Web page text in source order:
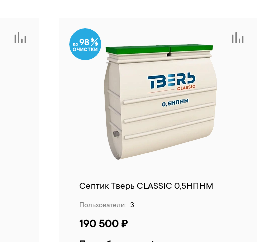
98
Септик Тверь CLASSIC 0,5НПНМ
Пользователи: 3
190 500 ₽